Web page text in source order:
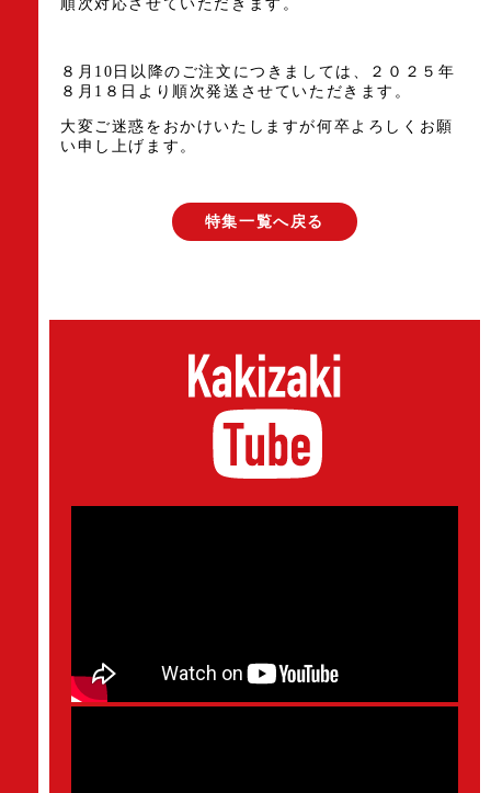
順次対応させていただきます。
８月10日以降のご注文につきましては、２０２５年
８月1８日より順次発送させていただきます。
大変ご迷惑をおかけいたしますが何卒よろしくお願
い申し上げます。
特集一覧へ戻る